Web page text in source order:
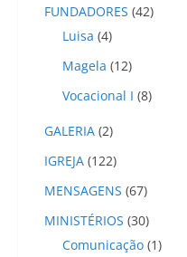
o
FUNDADORES (42)
Luisa (4)
Magela (12)
Vocacional I (8)
GALERIA (2)
IGREJA (122)
MENSAGENS (67)
MINISTÉRIOS (30)
Comunicação (1)